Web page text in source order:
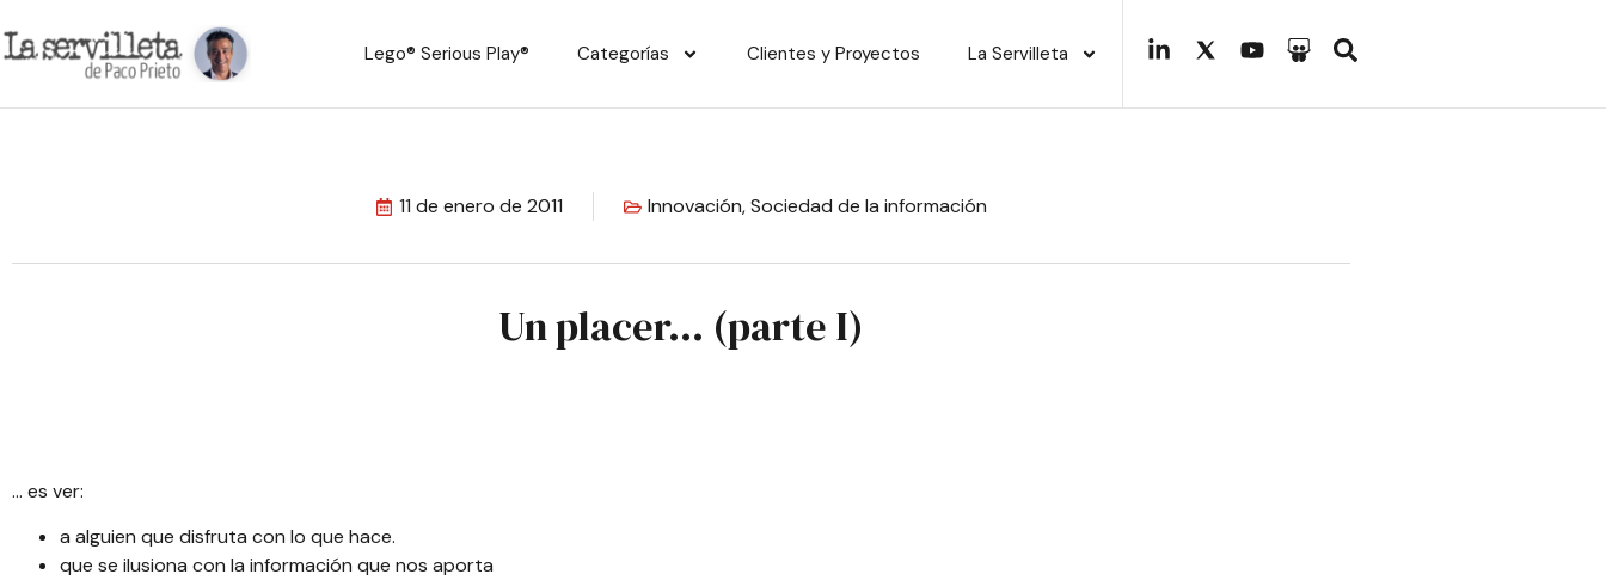
Lego® Serious Play® Categorías Clientes y Proyectos La Servilleta
11 de enero de 2011 Innovación,Sociedad de la información
Un placer… (parte I)
… es ver:
a alguien que disfruta con lo que hace.
que se ilusiona con la información que nos aporta